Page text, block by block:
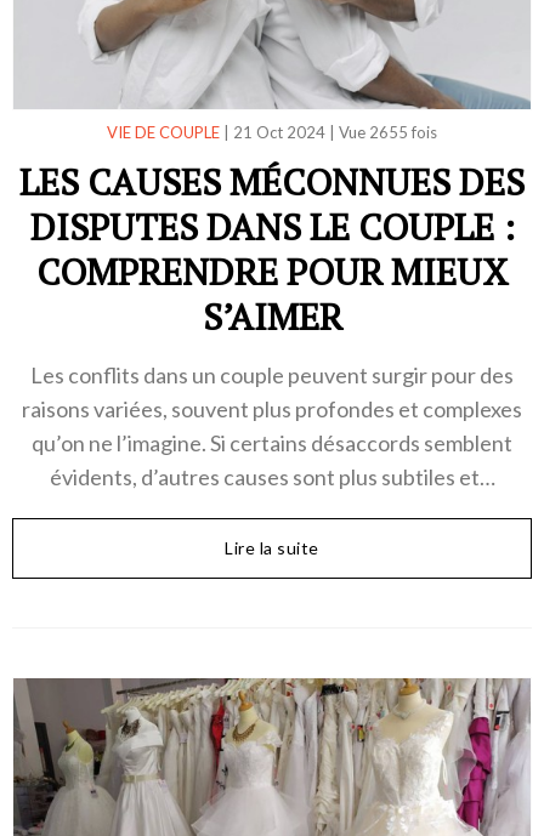
VIE DE COUPLE 21 Oct 2024 Vue 2655 fois
LES CAUSES MÉCONNUES DES
DISPUTES DANS LE COUPLE :
COMPRENDRE POUR MIEUX
S’AIMER
Les conflits dans un couple peuvent surgir pour des
raisons variées, souvent plus profondes et complexes
qu’on ne l’imagine. Si certains désaccords semblent
évidents, d’autres causes sont plus subtiles et…
Lire la suite